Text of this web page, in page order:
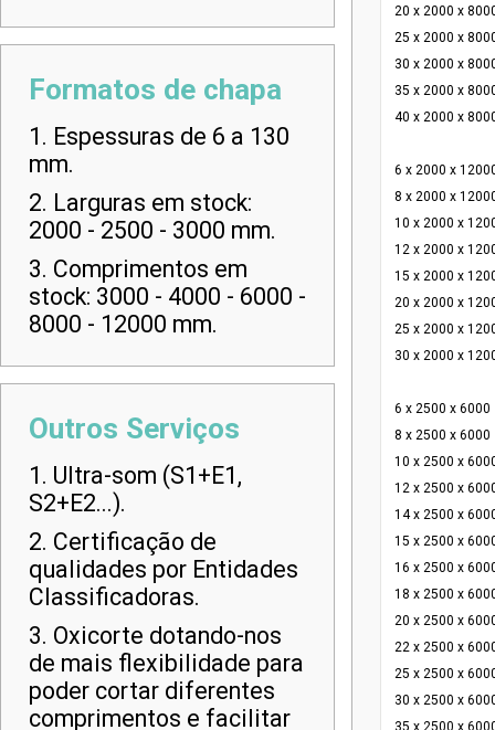
20 x 2000 x
25 x 2000 x
30 x 2000 x
35 x 2000 x
40 x 2000 x
6 x 2000 x
8 x 2000 x
10 x 2000 x
12 x 2000 x
15 x 2000 x
20 x 2000 x
25 x 2000 x
30 x 2000 x
6 x 2500 x 6000
8 x 2500 x 6000
10 x 2500 x
12 x 2500 x
14 x 2500 x
15 x 2500 x
16 x 2500 x
18 x 2500 x
20 x 2500 x
22 x 2500 x
25 x 2500 x
30 x 2500 x
35 x 2500 x
Formatos de chapa
1. Espessuras de 6 a 130
mm.
2. Larguras em stock:
2000 - 2500 - 3000 mm.
3. Comprimentos em
stock: 3000 - 4000 - 6000 -
8000 - 12000 mm.
Outros Serviços
1. Ultra-som (S1+E1,
S2+E2...).
2. Certificação de
qualidades por Entidades
Classificadoras.
3. Oxicorte dotando-nos
de mais flexibilidade para
poder cortar diferentes
comprimentos e facilitar